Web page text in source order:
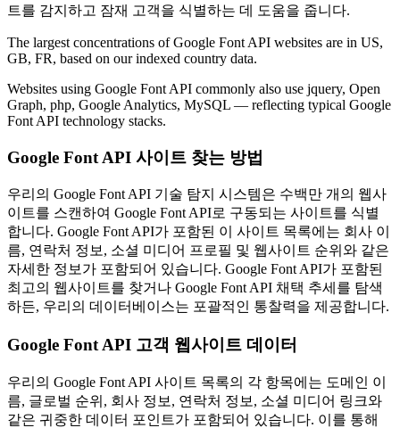
트를 감지하고 잠재 고객을 식별하는 데 도움을 줍니다.
The largest concentrations of Google Font API websites are in US,
GB, FR, based on our indexed country data.
Websites using Google Font API commonly also use jquery, Open
Graph, php, Google Analytics, MySQL — reflecting typical Google
Font API technology stacks.
Google Font API 사이트 찾는 방법
우리의 Google Font API 기술 탐지 시스템은 수백만 개의 웹사
이트를 스캔하여 Google Font API로 구동되는 사이트를 식별
합니다. Google Font API가 포함된 이 사이트 목록에는 회사 이
름, 연락처 정보, 소셜 미디어 프로필 및 웹사이트 순위와 같은
자세한 정보가 포함되어 있습니다. Google Font API가 포함된
최고의 웹사이트를 찾거나 Google Font API 채택 추세를 탐색
하든, 우리의 데이터베이스는 포괄적인 통찰력을 제공합니다.
Google Font API 고객 웹사이트 데이터
우리의 Google Font API 사이트 목록의 각 항목에는 도메인 이
름, 글로벌 순위, 회사 정보, 연락처 정보, 소셜 미디어 링크와
같은 귀중한 데이터 포인트가 포함되어 있습니다. 이를 통해